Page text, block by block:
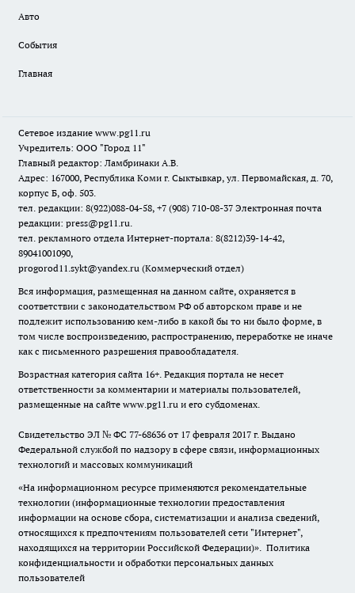
Авто
События
Главная
Сетевое издание www.pg11.ru
Учредитель: ООО "Город 11"
Главный редактор: Ламбринаки А.В.
Адрес: 167000, Республика Коми г. Сыктывкар, ул. Первомайская, д. 70,
корпус Б, оф. 503.
тел. редакции: 8(922)088-04-58, +7 (908) 710-08-37 Электронная почта
редакции: press@pg11.ru.
тел. рекламного отдела Интернет-портала: 8(8212)39-14-42,
89041001090,
progorod11.sykt@yandex.ru (Коммерческий отдел)
Вся информация, размещенная на данном сайте, охраняется в
соответствии с законодательством РФ об авторском праве и не
подлежит использованию кем-либо в какой бы то ни было форме, в
том числе воспроизведению, распространению, переработке не иначе
как с письменного разрешения правообладателя.
Возрастная категория сайта 16+. Редакция портала не несет
ответственности за комментарии и материалы пользователей,
размещенные на сайте www.pg11.ru и его субдоменах.
Свидетельство ЭЛ № ФС 77-68636 от 17 февраля 2017 г. Выдано
Федеральной службой по надзору в сфере связи, информационных
технологий и массовых коммуникаций
«На информационном ресурсе применяются рекомендательные
технологии (информационные технологии предоставления
информации на основе сбора, систематизации и анализа сведений,
относящихся к предпочтениям пользователей сети "Интернет",
находящихся на территории Российской Федерации)». Политика
конфиденциальности и обработки персональных данных
пользователей